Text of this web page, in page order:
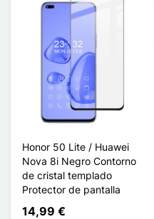
Honor 50 Lite / Huawei
Nova 8i Negro Contorno
de cristal templado
Protector de pantalla
14,99 €